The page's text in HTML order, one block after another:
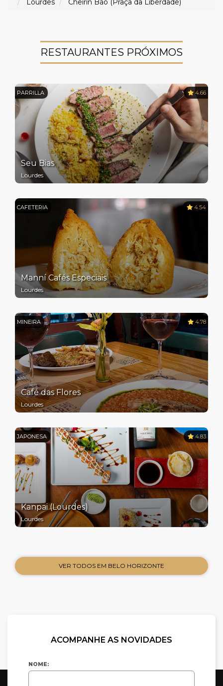
Lourdes Cheirin Bão (Praça da Liberdade)
RESTAURANTES PRÓXIMOS
PARRILLA 4.66
Seu Bias
Lourdes
CAFETERIA 4.54
Manní Cafés Especiais
Lourdes
MINEIRA 4.78
Café das Flores
Lourdes
JAPONESA 4.83
Kanpai (Lourdes)
Lourdes
VER TODOS EM BELO HORIZONTE
ACOMPANHE AS NOVIDADES
NOME: